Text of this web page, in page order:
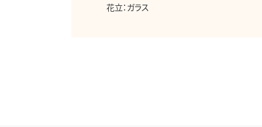
花立：ガラス